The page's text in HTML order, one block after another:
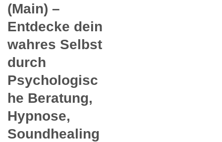
(Main) –
Entdecke dein
wahres Selbst
durch
Psychologisc
he Beratung,
Hypnose,
Soundhealing